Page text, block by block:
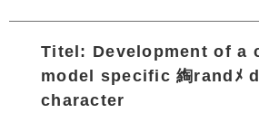
Titel: Development of a
model specific 綯randﾒ
character